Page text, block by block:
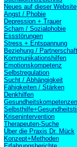
Neues auf dieser Website
Angst / Phobie
Depression + Trauer
Scham / Sozialphobie
Essstörungen
Stress + Entspannung
Beziehung / Partnerschaft
Kommunikationshilfen
Emotionskompetenz
Selbstregulation
Sucht / Abhängigkeit
Fähigkeiten / Stärken
Denkhilfen
Gesundheitskompetenzen
Krisenintervention
Therapeuten-Suche
Über die Praxis Dr. Mück
Konzept+Methoden